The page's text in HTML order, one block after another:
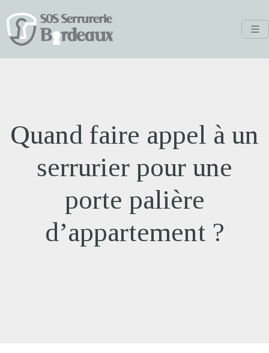
Quand faire appel à un
serrurier pour une
porte palière
d’appartement ?